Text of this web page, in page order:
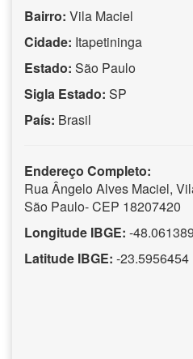
Bairro: Vila Maciel
Cidade: Itapetininga
Estado: São Paulo
Sigla Estado: SP
País: Brasil
Endereço Completo:
Rua Ângelo Alves Maciel,
São Paulo- CEP 18207420
Longitude IBGE: -
Latitude IBGE: -23.5956454